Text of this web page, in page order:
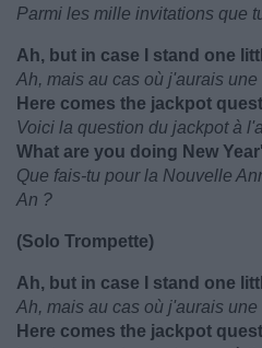
Parmi les mille invitations que
Ah, but in case I stand one
Ah, mais au cas où j'aurais
Here comes the jackpot
Voici la question du jackpot à
What are you doing New
Que fais-tu pour la Nouvelle
An ?
(Solo Trompette)
Ah, but in case I stand one
Ah, mais au cas où j'aurais
Here comes the jackpot